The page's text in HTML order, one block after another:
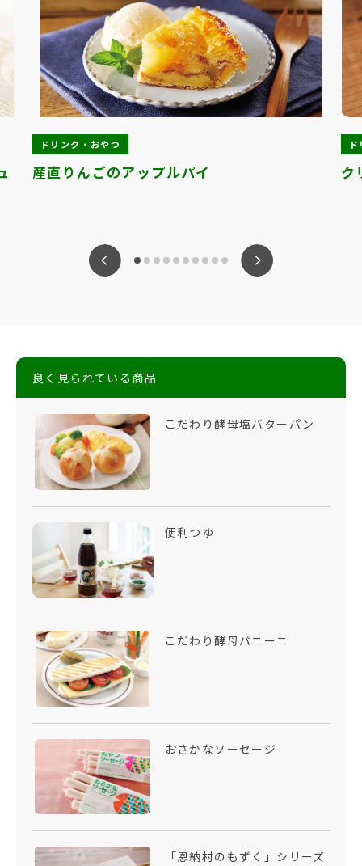
ドリンク・おやつ
産直りんごのアップルパイ ク
良く見られている商品
こだわり酵母塩バターパン
便利つゆ
こだわり酵母パニーニ
おさかなソーセージ
「恩納村のもずく」シリーズ